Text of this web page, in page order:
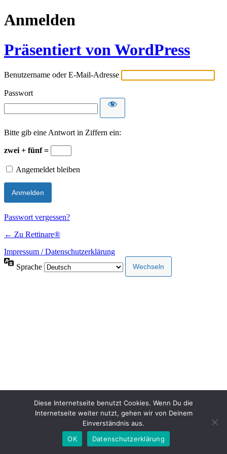
Anmelden
Präsentiert von WordPress
Benutzername oder E-Mail-Adresse
Passwort
Bitte gib eine Antwort in Ziffern ein:
zwei + fünf =
Angemeldet bleiben
Passwort vergessen?
← Zu Rettinare®
Impressum / Datenschutzerklärung
Sprache
Diese Internetseite benutzt Cookies. Wenn Du die
Internetseite weiter nutzt, gehen wir von Deinem
Einverständnis aus.
OK
Datenschutzerklärung